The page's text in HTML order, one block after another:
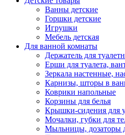
Ванны детские
Горшки детские
Игрушки
Мебель детская
Для ванной комнаты
Держатель для
Ерши для туалета,
Зеркала настенные,
Карнизы, шторы в
Коврики напольные
Корзины для белья
Крышки-сидения для
Мочалки, губки для
Мыльницы, дозаторы